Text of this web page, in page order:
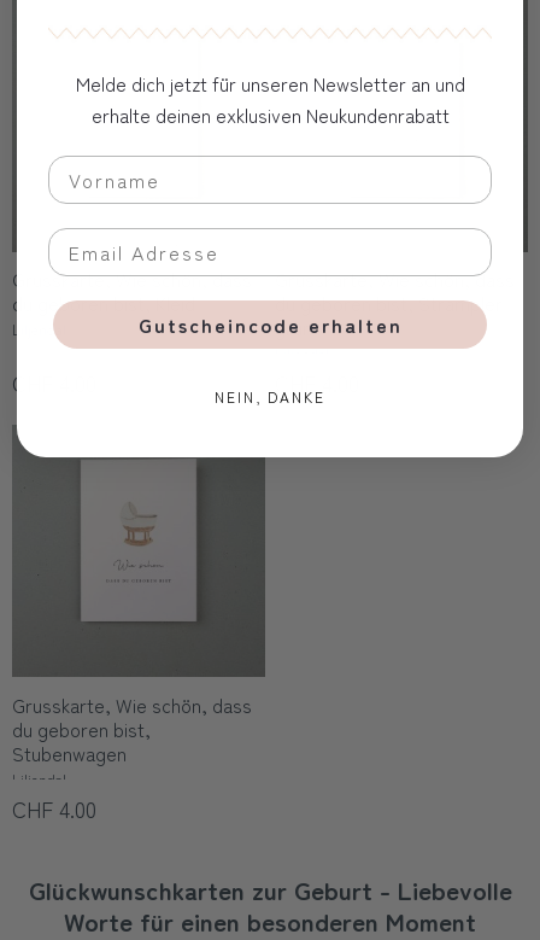
Grusskarte, Wie schön, dass
du geboren bist, Kleid
Liljendal
CHF 4.00
Grusskarte, Wie schön, dass
du geboren bist, Strampler
grün
Liljendal
Grusskarte, Wie schön, dass
du geboren bist,
Stubenwagen
Liljendal
CHF 4.00
Glückwunschkarten zur Geburt - Liebevolle
Worte für einen besonderen Moment
Melde dich jetzt für unseren Newsletter an und
erhalte deinen exklusiven Neukundenrabatt
Gutscheincode erhalten
NEIN, DANKE